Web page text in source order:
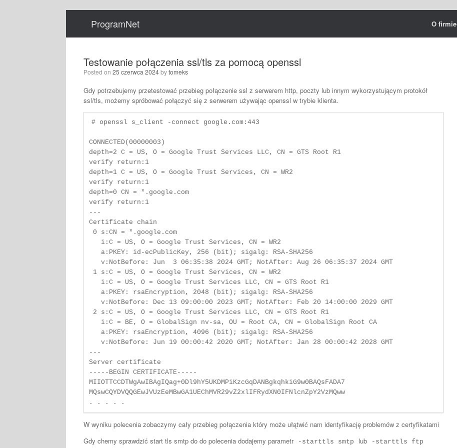
Skip
ProgramNet O firmie
Testowanie połączenia ssl/tls za pomocą openssl
Posted on 25 czerwca 2024bytomeks
Gdy potrzebujemy przetestować przebieg połączenie ssl z serwerem http, poczty lub innym wykorzystującym protokół
ssl/tls, możemy spróbować połączyć się z serwerem używając openssl w trybie klienta.
# openssl s_client -connect google.com:443
CONNECTED(00000003)
depth=2 C = US, O = Google Trust Services LLC, CN = GTS Root R1
verify return:1
depth=1 C = US, O = Google Trust Services, CN = WR2
verify return:1
depth=0 CN = *.google.com
verify return:1
---
Certificate chain
---
Server certificate
-----BEGIN CERTIFICATE-----
MIIOTTCCDTWgAwIBAgIQag+0Dl9hY5UKDMPiKzcGqDANBgkqhkiG9w0BAQsFADA7
MQswCQYDVQQGEwJVUzEeMBwGA1UEChMVR29vZ2xlIFRydXN0IFNlcnZpY2VzMQww
. . . . .
W wyniku polecenia zobaczymy cały przebieg połączenia który może ułątwić nam identyfikację problemów z certyfikatami
Gdy chemy sprawdzić start tls smtp do do polecenia dodajemy parametr
-starttls smtp lub -starttls ftp